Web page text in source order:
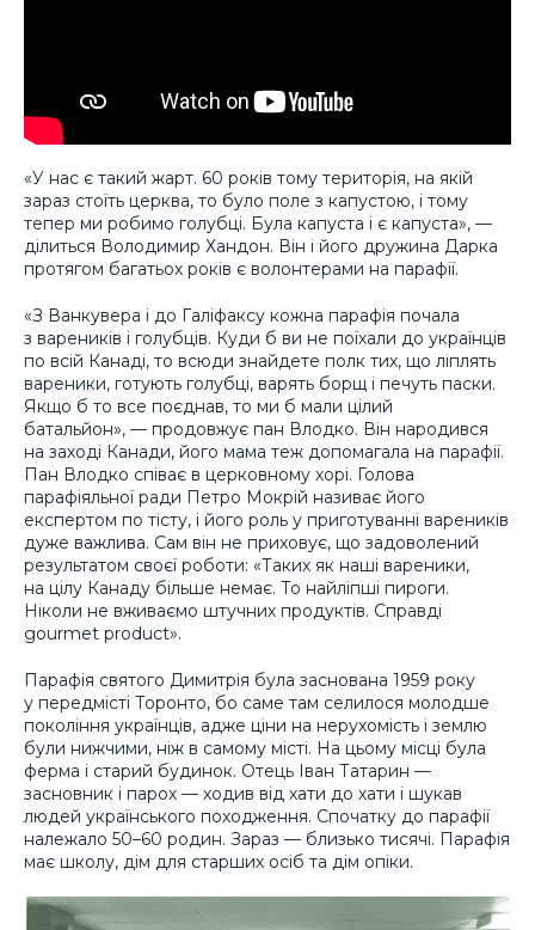
«У нас є такий жарт. 60 років тому територія, на якій
зараз стоїть церква, то було поле з капустою, і тому
тепер ми робимо голубці. Була капуста і є капуста», —
ділиться Володимир Хандон. Він і його дружина Дарка
протягом багатьох років є волонтерами на парафії.
«З Ванкувера і до Галіфаксу кожна парафія почала
з вареників і голубців. Куди б ви не поїхали до українців
по всій Канаді, то всюди знайдете полк тих, що ліплять
вареники, готують голубці, варять борщ і печуть паски.
Якщо б то все поєднав, то ми б мали цілий
батальйон», — продовжує пан Влодко. Він народився
на заході Канади, його мама теж допомагала на парафії.
Пан Влодко співає в церковному хорі. Голова
парафіяльної ради Петро Мокрій називає його
експертом по тісту, і його роль у приготуванні вареників
дуже важлива. Сам він не приховує, що задоволений
результатом своєї роботи: «Таких як наші вареники,
на цілу Канаду більше немає. То найліпші пироги.
Ніколи не вживаємо штучних продуктів. Справді
gourmet product».
Парафія святого Димитрія була заснована 1959 року
у передмісті Торонто, бо саме там селилося молодше
покоління українців, адже ціни на нерухомість і землю
були нижчими, ніж в самому місті. На цьому місці була
ферма і старий будинок. Отець Іван Татарин —
засновник і парох — ходив від хати до хати і шукав
людей українського походження. Спочатку до парафії
належало 50–60 родин. Зараз — близько тисячі. Парафія
має школу, дім для старших осіб та дім опіки.